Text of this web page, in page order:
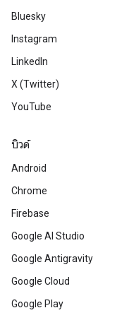
Bluesky
Instagram
LinkedIn
X (Twitter)
YouTube
บิวด์
Android
Chrome
Firebase
Google AI Studio
Google Antigravity
Google Cloud
Google Play